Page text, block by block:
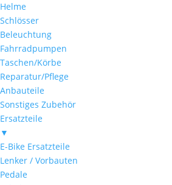
Helme
Schlösser
Beleuchtung
Fahrradpumpen
Taschen/Körbe
Reparatur/Pflege
Anbauteile
Sonstiges Zubehör
Ersatzteile
▼
E-Bike Ersatzteile
Lenker / Vorbauten
Pedale